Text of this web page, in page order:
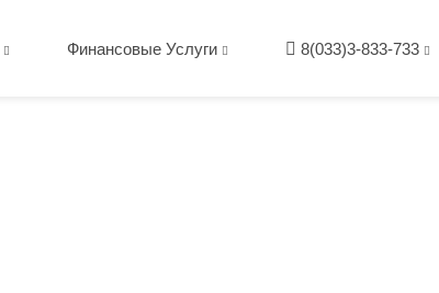
Финансовые Услуги 8(033)3-833-733